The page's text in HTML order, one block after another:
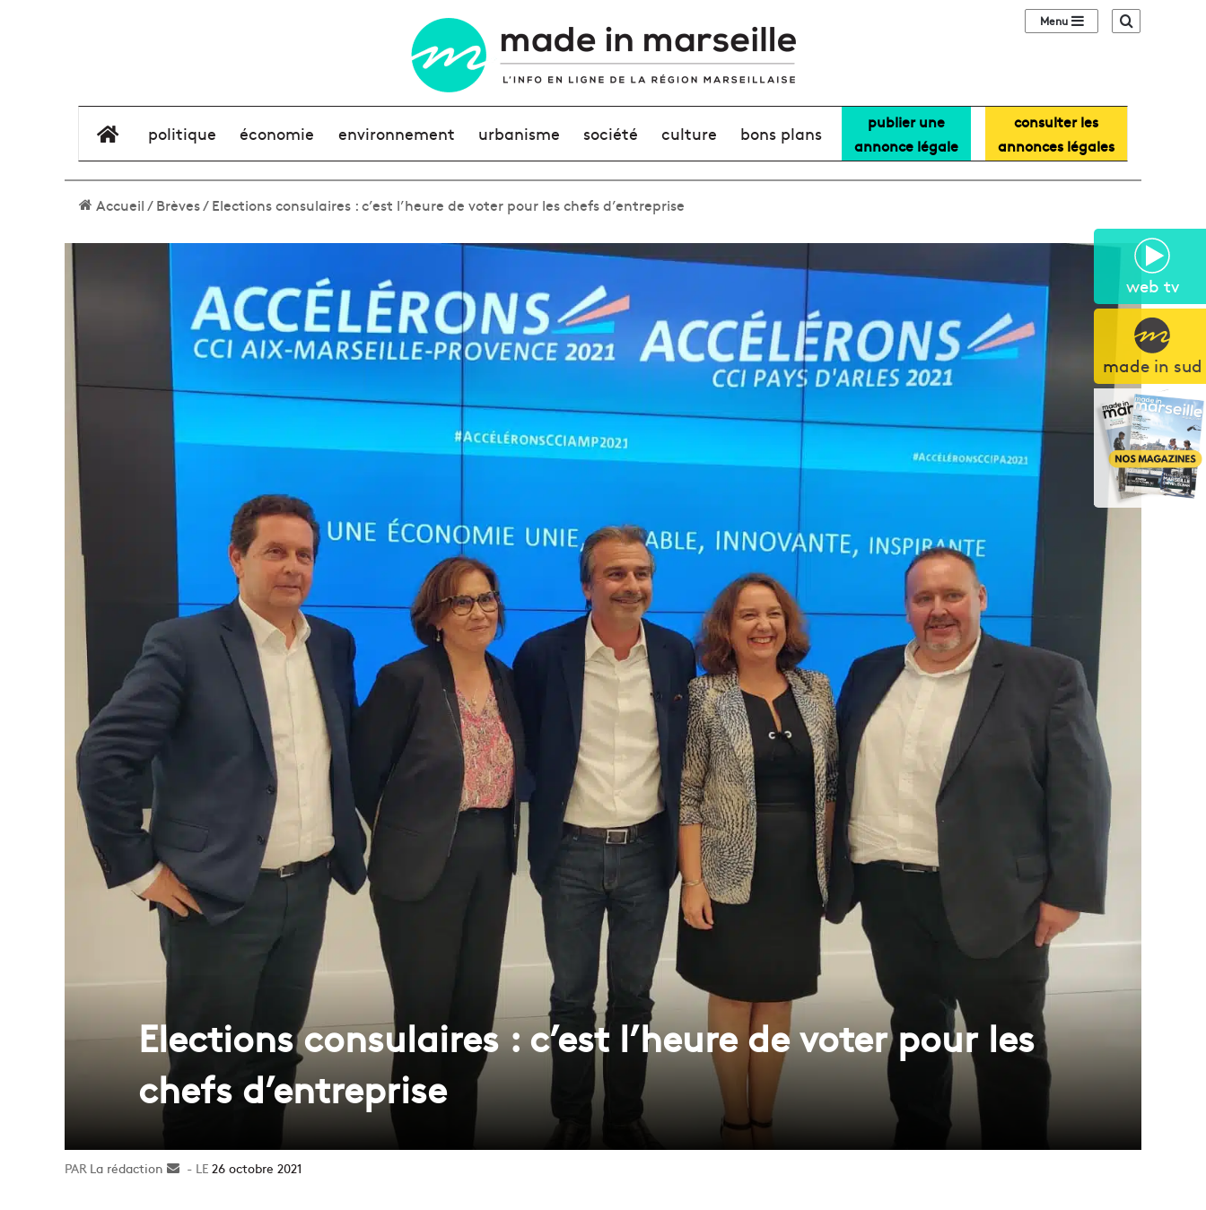
web tv
made in sud
Sidebar (barre
élément de menu
politique économie environnement urbanisme société culture bons plans
publier une
annonce légale
consulter les
annonces légales
Accueil/Brèves/Elections consulaires : c’est l’heure de voter pour les chefs d’entreprise
Elections consulaires : c’est l’heure de voter pour les
chefs d’entreprise
La rédaction
Envoyer26 octobre 2021